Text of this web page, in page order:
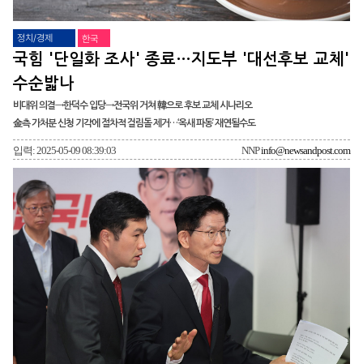
정치/경제 한국
국힘 '단일화 조사' 종료…지도부 '대선후보 교체'
수순밟나
비대위 의결→한덕수 입당→전국위 거쳐 韓으로 후보 교체 시나리오
金측 가처분 신청 기각에 절차적 걸림돌 제거…‘옥새 파동’ 재연될수도
입력: 2025-05-09 08:39:03 NNPinfo@newsandpost.com